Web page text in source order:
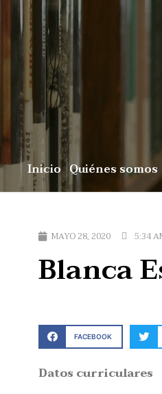
Inicio Quiénes somos
MAYO 28, 2020 5:34
Blanca
FACEBOOK
Datos curriculares